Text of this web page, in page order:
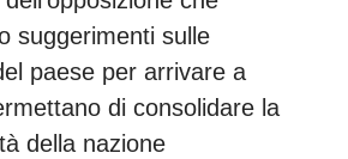
suggerimenti sulle
paese per arrivare a
di consolidare la
della nazione